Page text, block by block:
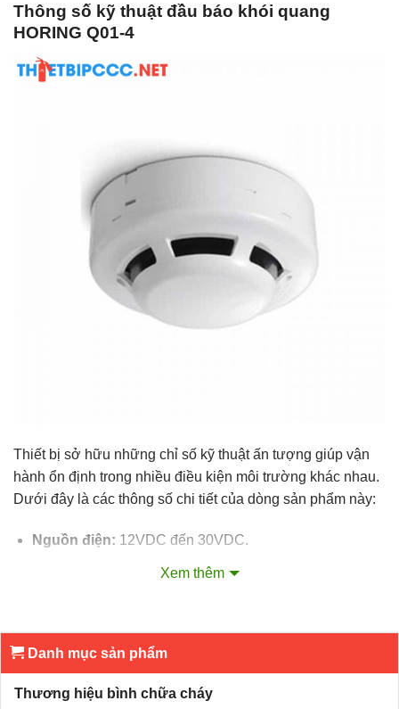
Thông số kỹ thuật đầu báo khói quang
HORING Q01-4
Thiết bị sở hữu những chỉ số kỹ thuật ấn tượng giúp vận
hành ổn định trong nhiều điều kiện môi trường khác nhau.
Dưới đây là các thông số chi tiết của dòng sản phẩm này:
Nguồn điện: 12VDC đến 30VDC.
25μA đến 75μA.
Thiết lập độ nhạy:Tuân theo tiêu chuẩn EN54.
Chất liệu: Nhựa chống cháy độ bền cao.
Kích thước:Đường kính 102mm x Cao 48mm.
Xem thêm
Danh mục sản phẩm
Thương hiệu bình chữa cháy